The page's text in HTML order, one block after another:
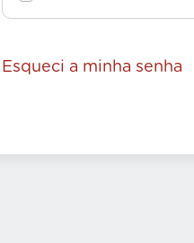
Esqueci a minha senha